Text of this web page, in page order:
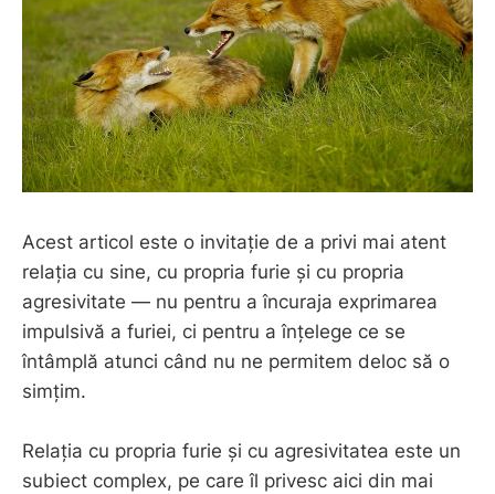
Acest articol este o invitație de a privi mai atent
relația cu sine, cu propria furie și cu propria
agresivitate — nu pentru a încuraja exprimarea
impulsivă a furiei, ci pentru a înțelege ce se
întâmplă atunci când nu ne permitem deloc să o
simțim.
Relația cu propria furie și cu agresivitatea este un
subiect complex, pe care îl privesc aici din mai